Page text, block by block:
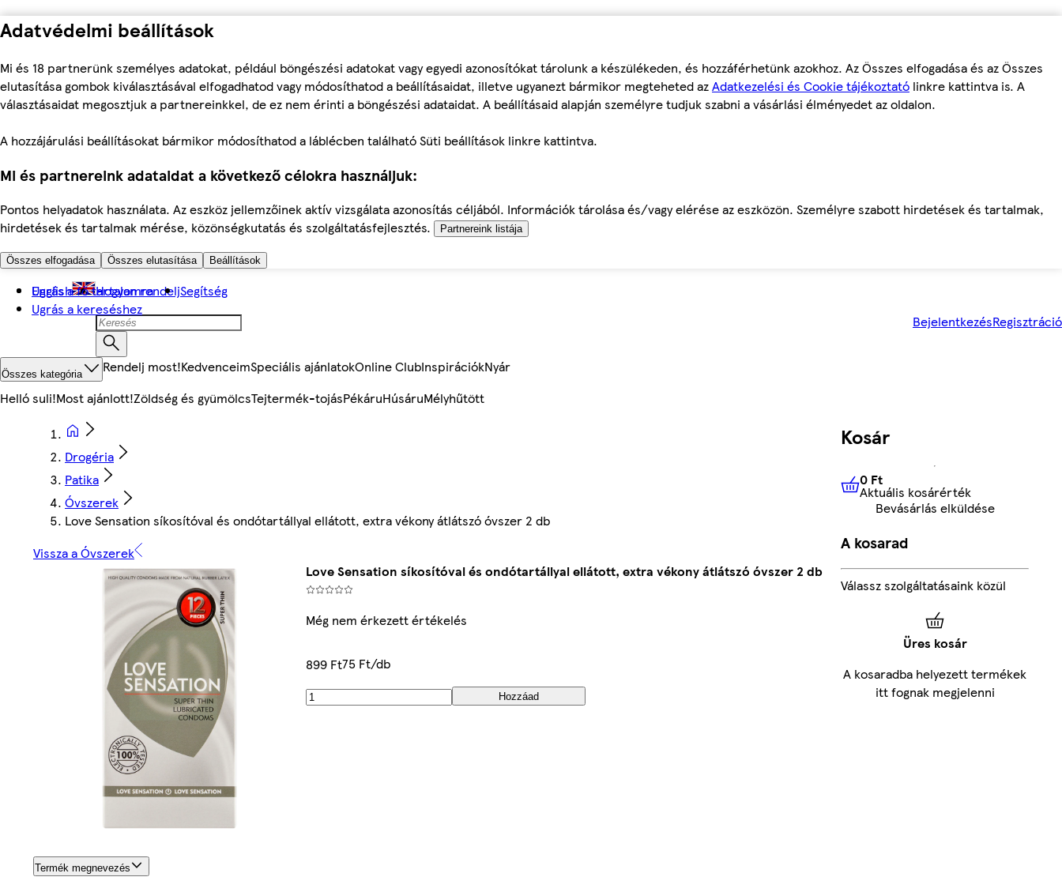
Adatvédelmi beállítások
Mi és 18 partnerünk személyes adatokat, például böngészési adatokat vagy egyedi azonosítókat tárolunk a készülékeden, és hozzáférhetünk azokhoz. Az Összes elfogadása és az Összes
elutasítása gombok kiválasztásával elfogadhatod vagy módosíthatod a beállításaidat, illetve ugyanezt bármikor megteheted azAdatkezelési és Cookie tájékoztató linkre kattintva is. A
választásaidat megosztjuk a partnereinkkel, de ez nem érinti a böngészési adataidat. A beállításaid alapján személyre tudjuk szabni a vásárlási élményedet az oldalon.
A hozzájárulási beállításokat bármikor módosíthatod a láblécben található Süti beállítások linkre kattintva.
Mi és partnereink adataidat a következő célokra használjuk:
Pontos helyadatok használata. Az eszköz jellemzőinek aktív vizsgálata azonosítás céljából. Információk tárolása és/vagy elérése az eszközön. Személyre szabott hirdetések és tartalmak,
hirdetések és tartalmak mérése, közönségkutatás és szolgáltatásfejlesztés.
Partnereink listája
Összes elfogadása Összes elutasítása Beállítások
Ugrás a fő tartalomra
Ugrás a kereséshez
English Hogyan rendeljSegítség
BejelentkezésRegisztráció
Összes kategória Rendelj most!KedvenceimSpeciális ajánlatokOnline ClubInspirációkNyár
Helló suli!Most ajánlott!Zöldség és gyümölcsTejtermék-tojásPékáruHúsáruMélyhűtött
Drogéria
Patika
Óvszerek
Love Sensation síkosítóval és ondótartállyal ellátott, extra vékony átlátszó óvszer 2 db
Vissza a Óvszerek
Love Sensation síkosítóval és ondótartállyal ellátott, extra vékony átlátszó óvszer 2 db
Még nem érkezett értékelés
899 Ft75 Ft/db
Hozzáad
Termék megnevezés
Kosár
0 FtAktuális kosárérték
0 Ft
Aktuális kosárérték
Bevásárlás elküldése
A kosarad
Válassz szolgáltatásaink közül
Üres kosár
A kosaradba helyezett termékek
itt fognak megjelenni